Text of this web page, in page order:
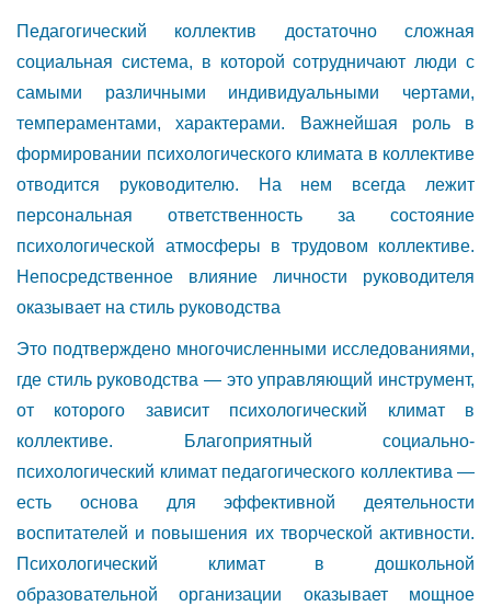
Педагогический коллектив достаточно сложная
социальная система, в которой сотрудничают люди с
самыми различными индивидуальными чертами,
темпераментами, характерами. Важнейшая роль в
формировании психологического климата в коллективе
отводится руководителю. На нем всегда лежит
персональная ответственность за состояние
психологической атмосферы в трудовом коллективе.
Непосредственное влияние личности руководителя
оказывает на стиль руководства
Это подтверждено многочисленными исследованиями,
где стиль руководства — это управляющий инструмент,
от которого зависит психологический климат в
коллективе. Благоприятный социально-
психологический климат педагогического коллектива —
есть основа для эффективной деятельности
воспитателей и повышения их творческой активности.
Психологический климат в дошкольной
образовательной организации оказывает мощное